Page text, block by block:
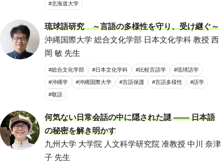
#北海道大学
琉球語研究 ～言語の多様性を守り、受け継ぐ～
沖縄国際大学 総合文化学部 日本文化学科 教授 西
岡 敏 先生
#総合文化学部 #日本文化学科 #比較言語学 #琉球語学
#沖縄学 #沖縄国際大学 #言語保護 #言語多様性 #語学
#敬語
何気ない日常会話の中に隠された謎 ―― 日本語
の秘密を解き明かす
九州大学 大学院 人文科学研究院 准教授 中川 奈津
子 先生